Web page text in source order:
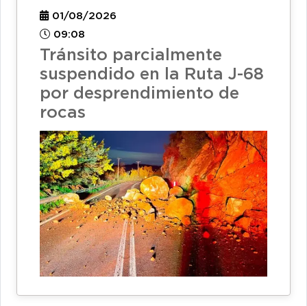
01/08/2026
09:08
Tránsito parcialmente
suspendido en la Ruta J-68
por desprendimiento de
rocas